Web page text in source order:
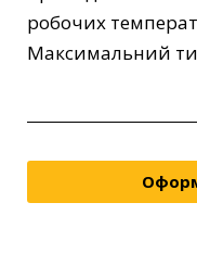
робочих
Максимальний